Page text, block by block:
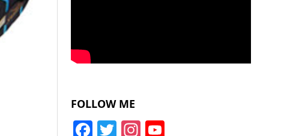
FOLLOW ME
Facebook
TwitterInstagram